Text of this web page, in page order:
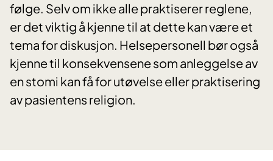
følge. Selv om ikke alle praktiserer reglene,
er det viktig å kjenne til at dette kan være et
tema for diskusjon. Helsepersonell bør også
kjenne til konsekvensene som anleggelse av
en stomi kan få for utøvelse eller praktisering
av pasientens religion.